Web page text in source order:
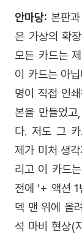
안마당: 본판
은 가상의 확
모든 카드는
이 카드는 아
명이 직접 인
본을 만들었고
다. 저도 그
제가 미처 생
리고 이 카드
전에 '+ 액션 1
덱 맨 위에 올
석 마비 현상(